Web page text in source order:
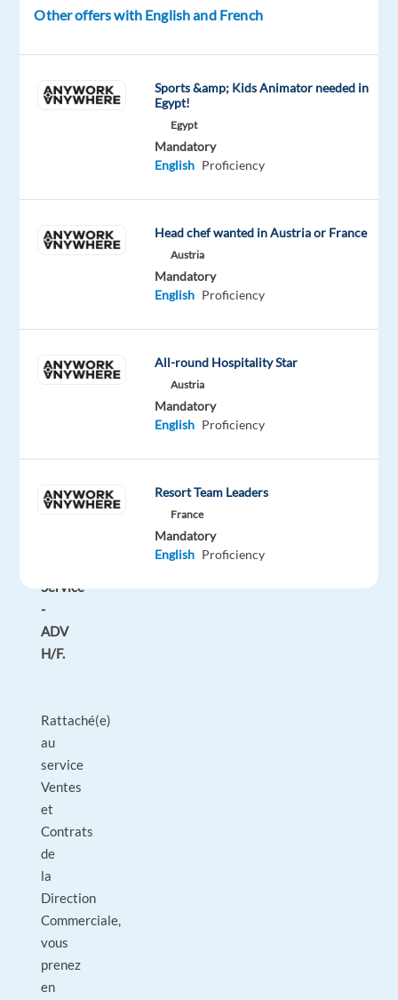
recherche
son
spécialisé
et
de
à
mois
Service
-
ADV
H/F.
Rattaché(e)
au
service
Ventes
et
Contrats
de
la
Direction
Commerciale,
vous
prenez
en
Other offers with English and French
Sports &amp; Kids Animator needed in
Egypt!
Egypt
Mandatory
English Proficiency
Head chef wanted in Austria or France
Austria
Mandatory
English Proficiency
All-round Hospitality Star
Austria
Mandatory
English Proficiency
Resort Team Leaders
France
Mandatory
English Proficiency